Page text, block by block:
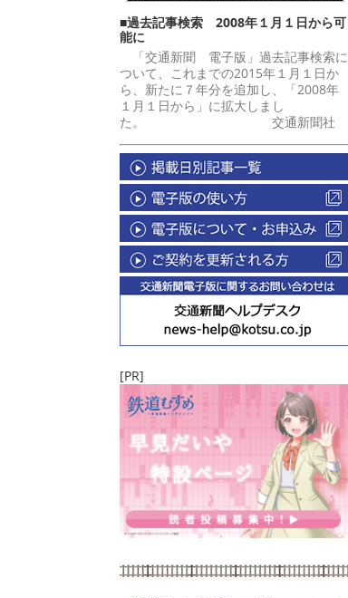
■過去記事検索 2008年１月１日から可
能に
「交通新聞 電子版」過去記事検索に
ついて、これまでの2015年１月１日か
ら、新たに７年分を追加し、「2008年
１月１日から」に拡大しまし
た。 交通新聞社
[PR]